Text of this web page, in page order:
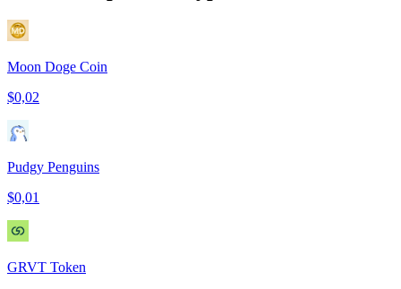
Moon Doge Coin
$0,02
Pudgy Penguins
$0,01
GRVT Token